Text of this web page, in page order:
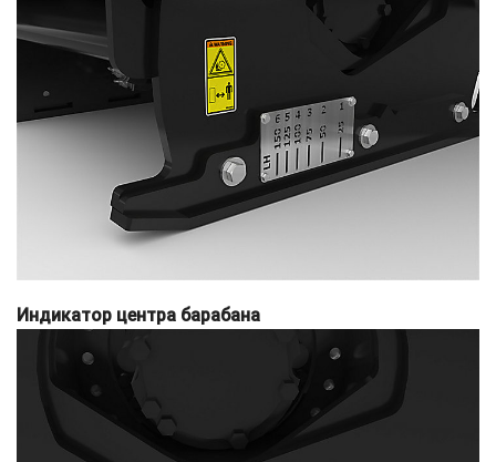
Индикатор центра барабана